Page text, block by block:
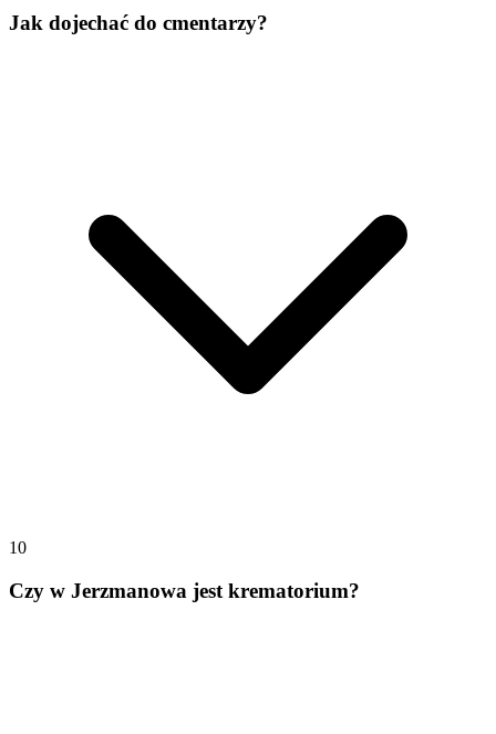
Jak dojechać do cmentarzy?
10
Czy w Jerzmanowa jest krematorium?